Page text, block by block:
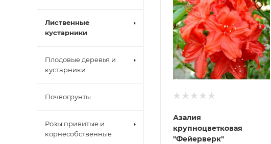
Азалия
крупноцветковая
"Фейерверк"
Лиственные
кустарники
Плодовые деревья и
кустарники
Почвогрунты
Розы привитые и
корнесобственные